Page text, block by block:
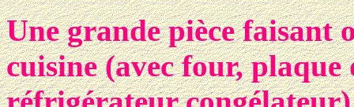
Une grande pièce faisant
cuisine (avec four, plaque